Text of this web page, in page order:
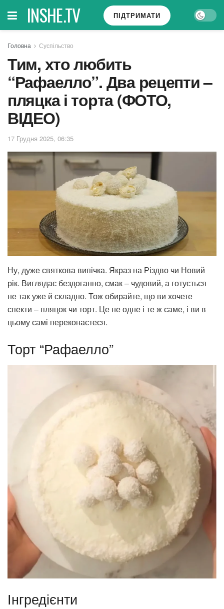
INSHE.TV ПІДТРИМАТИ
Головна Суспільство
Тим, хто любить
“Рафаелло”. Два рецепти –
пляцка і торта (ФОТО,
ВІДЕО)
17 Грудня 2025, 06:35
Ну, дуже святкова випічка. Якраз на Різдво чи Новий
рік. Виглядає бездоганно, смак – чудовий, а готується
не так уже й складно. Тож обирайте, що ви хочете
спекти – пляцок чи торт. Це не одне і те ж саме, і ви в
цьому самі переконаєтеся.
Торт “Рафаелло”
Інгредієнти